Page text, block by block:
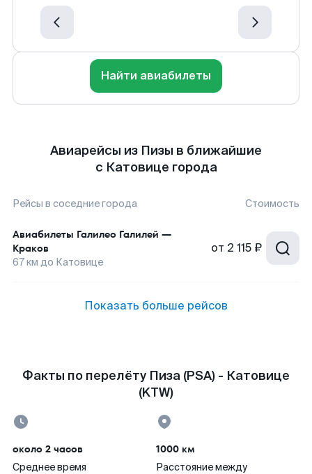
Найти авиабилеты
Авиарейсы из Пизы в ближайшие
с Катовице города
Рейсы в соседние города Стоимость
Авиабилеты Галилео Галилей —
Краков
67км до Катовице
от 2 115 ₽
Показать больше рейсов
Факты по перелёту Пиза (PSA) - Катовице
(KTW)
около 2 часов
Среднее время
1000 км
Расстояние между